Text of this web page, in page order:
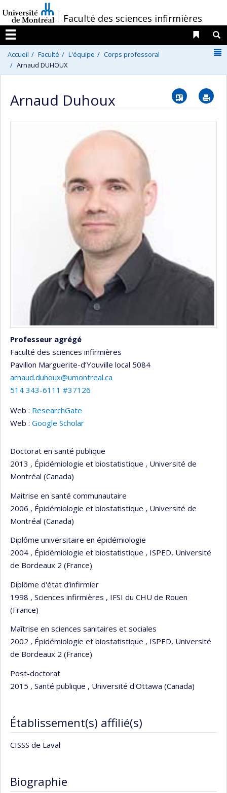
au
contenu
/Faculté des sciences infirmières
Menu
Liens
Accueil Faculté L'équipe
Corps professoral
Arnaud DUHOUX
Arnaud Duhoux Vcard
Professeur agrégé
Faculté des sciences infirmières
Pavillon Marguerite-d’Youville local 5084
arnaud.duhoux@umontreal.ca
514 343-6111 #37126
Web : ResearchGate
Web : Google Scholar
Doctorat en santé publique
2013 , Épidémiologie et biostatistique , Université de
Montréal (Canada)
Maitrise en santé communautaire
2006 , Épidémiologie et biostatistique , Université de
Montréal (Canada)
Diplôme universitaire en épidémiologie
2004 , Épidémiologie et biostatistique , ISPED, Université
de Bordeaux 2 (France)
Diplôme d'état d’infirmier
1998 , Sciences infirmières , IFSI du CHU de Rouen
(France)
Maîtrise en sciences sanitaires et sociales
2002 , Épidémiologie et biostatistique , ISPED, Université
de Bordeaux 2 (France)
Post-doctorat
2015 , Santé publique , Université d'Ottawa (Canada)
Établissement(s) affilié(s)
CISSS de Laval
Biographie